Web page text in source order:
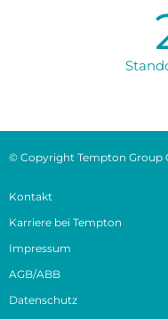
© Copyright Tempton Group
Kontakt
Karriere bei Tempton
Impressum
AGB/ABB
Datenschutz